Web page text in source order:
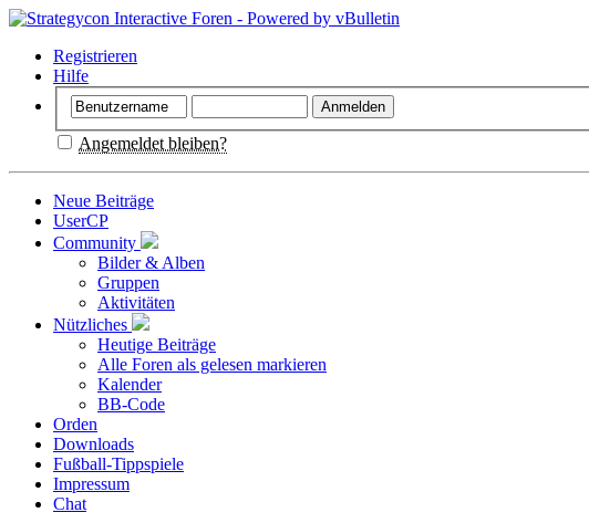
Registrieren
Hilfe
Angemeldet bleiben?
Neue Beiträge
UserCP
Community
Bilder & Alben
Gruppen
Aktivitäten
Nützliches
Heutige Beiträge
Alle Foren als gelesen markieren
Kalender
BB-Code
Orden
Downloads
Fußball-Tippspiele
Impressum
Chat